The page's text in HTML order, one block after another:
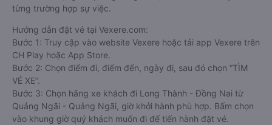
từng trường hợp sự việc.
Hướng dẫn đặt vé tại Vexere.com:
Bước 1: Truy cập vào website Vexere hoặc tải app Vexere trên
CH Play hoặc App Store.
Bước 2: Chọn điểm đi, điểm đến, ngày đi, sau đó chọn “TÌM
VÉ XE”.
Bước 3: Chọn hãng xe khách đi Long Thành - Đồng Nai từ
Quảng Ngãi - Quảng Ngãi, giờ khởi hành phù hợp. Bấm chọn
vào khung giờ quý khách muốn đi để tiến hành đặt vé.